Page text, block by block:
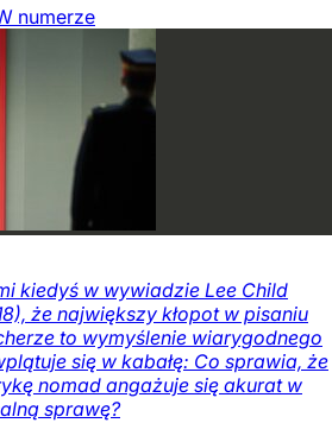
numerze
kiedyś w wywiadzie Lee Child
że największy kłopot w pisaniu
to wymyślenie wiarygodnego
się w kabałę: Co sprawia, że
nomad angażuje się akurat w
sprawę?